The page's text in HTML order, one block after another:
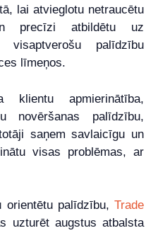
lai atvieglotu netraucētu
precīzi atbildētu uz
visaptverošu palīdzību
līmeņos.
klientu apmierinātība,
novēršanas palīdzību,
saņem savlaicīgu un
visas problēmas, ar
orientētu palīdzību, Trade
uzturēt augstus atbalsta